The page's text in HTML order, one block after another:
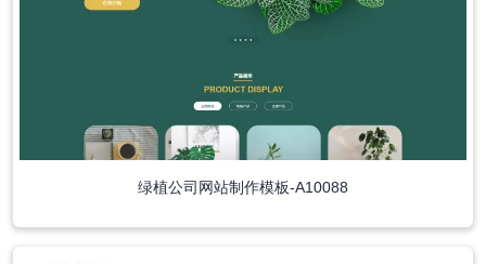
绿植公司网站制作模板-A10088